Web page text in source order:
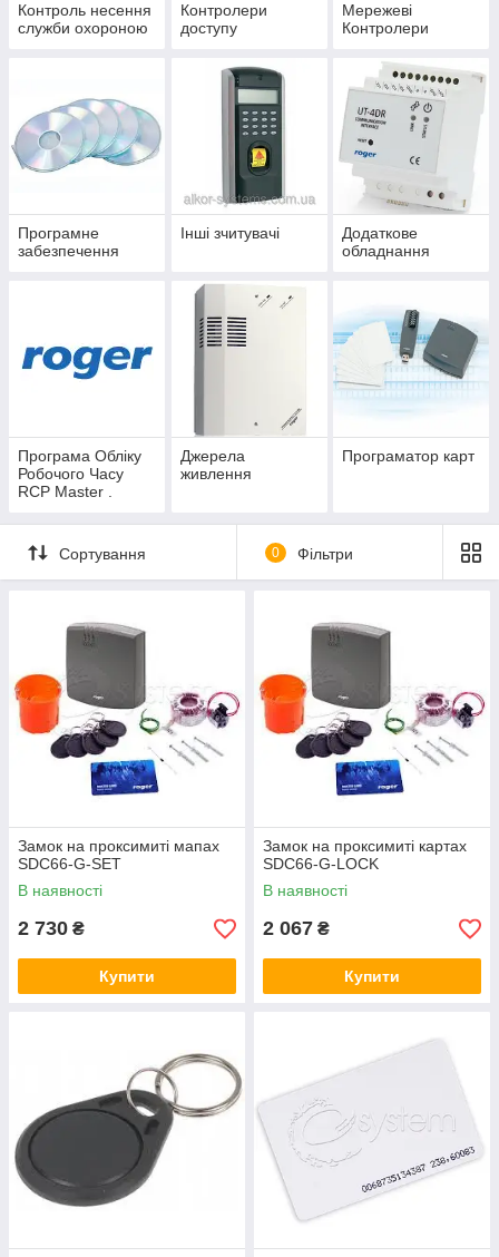
Контроль несення
служби охороною
Контролери
доступу
Мережеві
Контролери
Програмне
забезпечення
Інші зчитувачі
Додаткове
обладнання
Програма Обліку
Робочого Часу
RCP Master .
Джерела
живлення
Програматор карт
Сортування 0 Фільтри
Замок на проксимиті мапах
SDC66-G-SET
В наявності
2 730 ₴
Купити
Замок на проксимиті картах
SDC66-G-LOCK
В наявності
2 067 ₴
Купити